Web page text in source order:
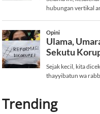
Trending